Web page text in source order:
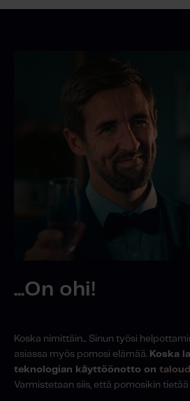
...On ohi!
Koska nimittäin... Sinun työsi
asiassa myös pomosi elämää. Koska
teknologian käyttöönotto on
Varmistetaan siis, että pomosikin tietää